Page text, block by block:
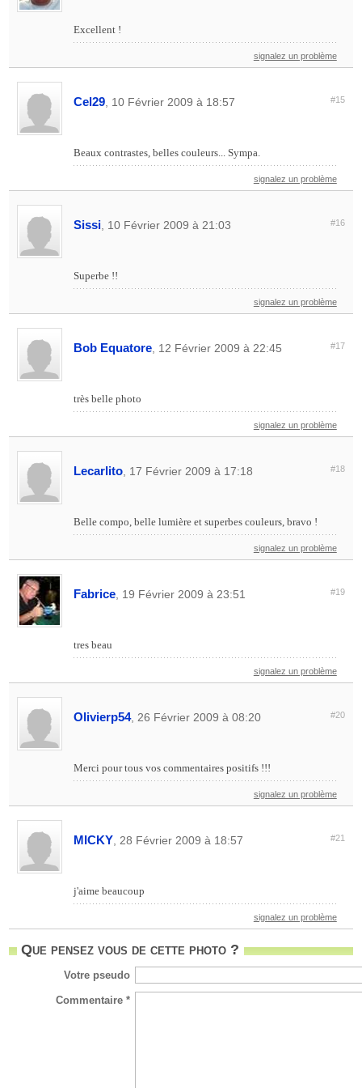
Excellent !
signalez un problème
Cel29 , 10 Février 2009 à 18:57 #15
Beaux contrastes, belles couleurs... Sympa.
signalez un problème
Sissi , 10 Février 2009 à 21:03 #16
Superbe !!
signalez un problème
Bob Equatore , 12 Février 2009 à 22:45 #17
très belle photo
signalez un problème
Lecarlito , 17 Février 2009 à 17:18 #18
Belle compo, belle lumière et superbes couleurs, bravo !
signalez un problème
Fabrice , 19 Février 2009 à 23:51 #19
tres beau
signalez un problème
Olivierp54, 26 Février 2009 à 08:20 #20
Merci pour tous vos commentaires positifs !!!
signalez un problème
MICKY , 28 Février 2009 à 18:57 #21
j'aime beaucoup
signalez un problème
Que pensez vous de cette photo ?
Votre pseudo
Commentaire *